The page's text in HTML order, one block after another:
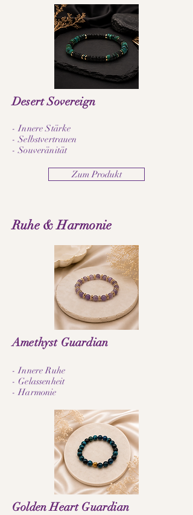
Desert Sovereign
- Innere Stärke
- Selbstvertrauen
- Souveränität
Zum Produkt
Ruhe & Harmonie
Amethyst Guardian
- Innere Ruhe
- Gelassenheit
- Harmonie
Golden Heart Guardian